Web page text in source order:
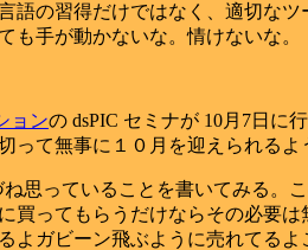
語の習得だけではなく、適切な
も手が動かないな。情けないな。
ョンの dsPIC セミナが 10月7日に
て無事に１０月を迎えられるよ
ね思っていることを書いてみる。
買ってもらうだけならその必要
よガビーン飛ぶように売れてる